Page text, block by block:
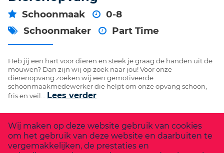
Schoonmaak
0-8
Schoonmaker
Part Time
Heb jij een hart voor dieren en steek je graag de handen uit de
mouwen? Dan zijn wij op zoek naar jou! Voor onze
dierenopvang zoeken wij een gemotiveerde
schoonmaakmedewerker die helpt om onze opvang schoon,
fris en veil... Lees verder
Schoonmaker Maxaro Nijmegen
Nieuw
Wij maken op deze website gebruik van cookies
om het gebruik van deze website en daarbuiten te
vergemakkelijken, de prestaties en